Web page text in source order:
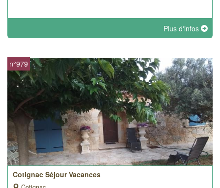
Plus d'infos
Cotignac Séjour Vacances
n°979